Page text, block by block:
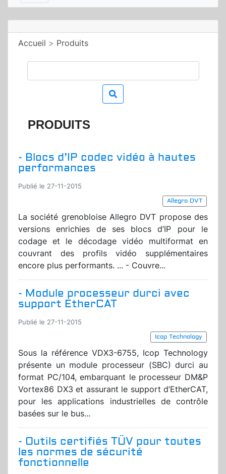
Accueil > Produits
PRODUITS
- Blocs d’IP codec vidéo à hautes
performances
Publié le 27-11-2015
Allegro DVT
La société grenobloise Allegro DVT propose des
versions enrichies de ses blocs d’IP pour le
codage et le décodage vidéo multiformat en
couvrant des profils vidéo supplémentaires
encore plus performants. ... - Couvre...
- Module processeur durci avec
support EtherCAT
Publié le 27-11-2015
Icop Technology
Sous la référence VDX3-6755, Icop Technology
présente un module processeur (SBC) durci au
format PC/104, embarquant le processeur DM&P
Vortex86 DX3 et assurant le support d’EtherCAT,
pour les applications industrielles de contrôle
basées sur le bus...
- Outils certifiés TÜV pour toutes
les normes de sécurité
fonctionnelle